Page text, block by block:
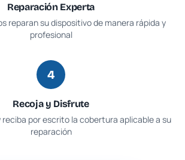
Reparación Experta
reparan su dispositivo de manera rápida y
profesional
4
Recoja y Disfrute
reciba por escrito la cobertura aplicable a su
reparación